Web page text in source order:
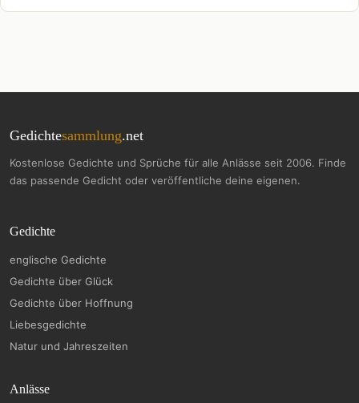
Gedichtesammlung.net
Kostenlose Gedichte und Sprüche für alle Anlässe seit 2006. Finde
das passende Gedicht oder veröffentliche deine eigenen.
Gedichte
englische Gedichte
Gedichte über Glück
Gedichte über Hoffnung
Liebesgedichte
Natur und Jahreszeiten
Anlässe